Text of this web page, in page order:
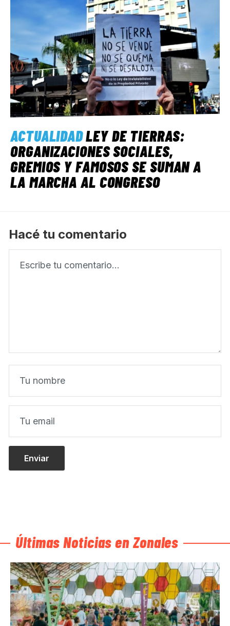
ACTUALIDADLEY DE TIERRAS:
ORGANIZACIONES SOCIALES,
GREMIOS Y FAMOSOS SE SUMAN A
LA MARCHA AL CONGRESO
Hacé tu comentario
Últimas Noticias en Zonales